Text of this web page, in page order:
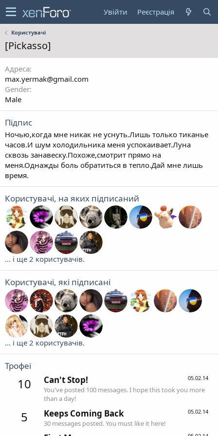
Увійти Реєстрація
Користувачі
[Pickasso]
Адреса
max.yermak@gmail.com
Gender
Male
Підпис
Ночью,когда мне никак не уснуть.Лишь только тиканье
часов.И шум холодильника меня успокаивает.Луна
сквозь занавеску.Похоже,смотрит прямо на
меня.Однажды боль обратиться в тепло.Дай мне лишь
время.
Користувачі, на яких підписаний
... і ще 2 користувачів.
Користувачі, які підписані
... і ще 2 користувачів.
Трофеї
10 05.02.14
Can't Stop!
You've posted 100 messages. I hope this took you more
than a day!
5 05.02.14
Keeps Coming Back
30 messages posted. You must like it here!